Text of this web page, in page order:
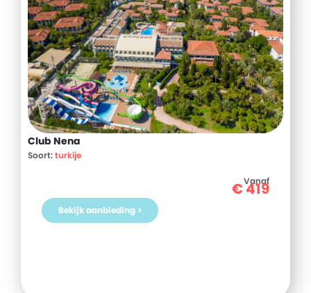
Club Nena
Soort:turkije
Vanaf
€419
Bekijk aanbieding >